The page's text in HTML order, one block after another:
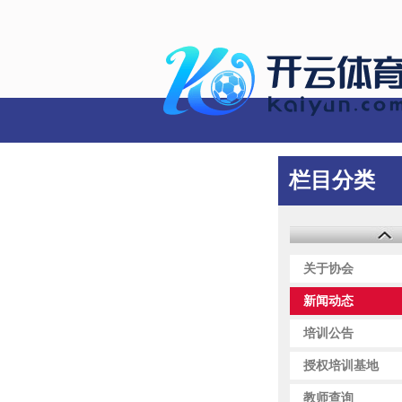
栏目分类
关于协会
新闻动态
培训公告
授权培训基地
教师查询